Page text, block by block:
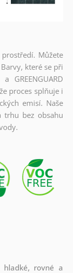
Můžete
které se při
GREENGUARD
proces splňuje i
emisí. Naše
trhu bez obsahu
rovné a